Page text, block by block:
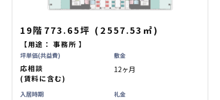
19階 773.65坪 ( 2557.53 ㎡)
【用途：事務所 】
坪単価(共益費)
応相談
(賃料に含む)
敷金
12ヶ月
入居時期 礼金